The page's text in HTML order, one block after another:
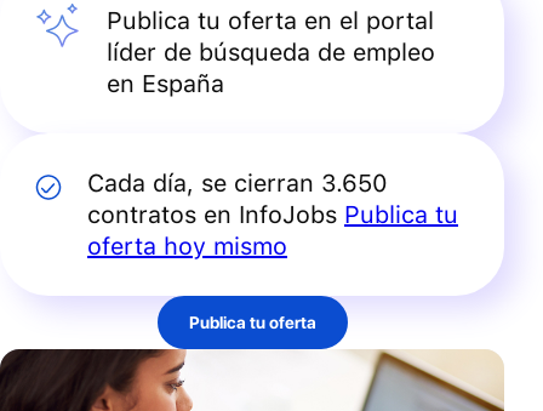
Publica tu oferta en el portal
líder de búsqueda de empleo
en España
Cada día, se cierran 3.650
contratos en InfoJobs Publica tu
oferta hoy mismo
Publica tu oferta